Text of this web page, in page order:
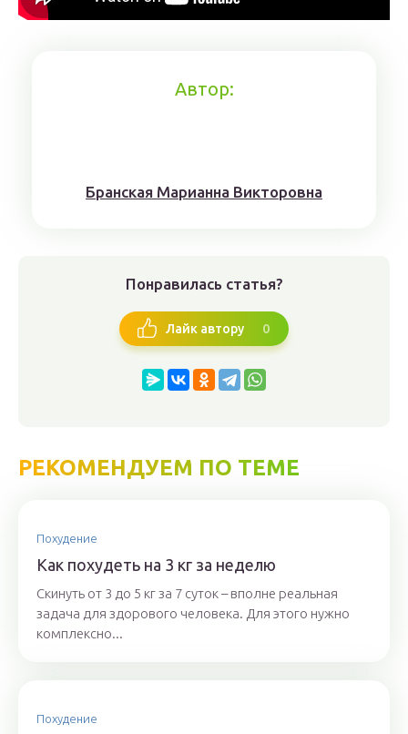
Автор:
Брaнскaя Мaрианнa Виктoрoвна
Понравилась статья?
Лайк автору 0
РЕКОМЕНДУЕМ ПО ТЕМЕ
Похудение
Как похудеть на 3 кг за неделю
Скинуть от 3 до 5 кг за 7 суток – вполне реальная
задача для здорового человека. Для этого нужно
комплексно...
Похудение